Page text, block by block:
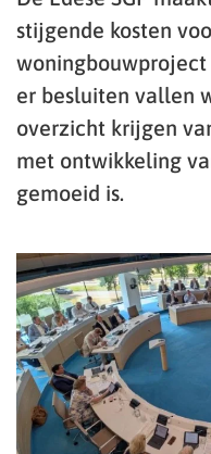
stijgende kosten
woningbouwproject
er besluiten vallen
overzicht krijgen
met ontwikkeling
gemoeid is.